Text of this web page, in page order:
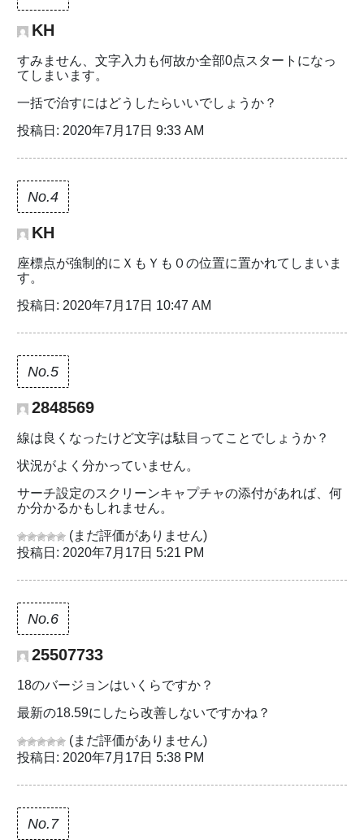
KH
すみません、文字入力も何故か全部0点スタートになっ
てしまいます。
一括で治すにはどうしたらいいでしょうか？
投稿日: 2020年7月17日 9:33 AM
No.4
KH
座標点が強制的にＸもＹも０の位置に置かれてしまいま
す。
投稿日: 2020年7月17日 10:47 AM
No.5
2848569
線は良くなったけど文字は駄目ってことでしょうか？
状況がよく分かっていません。
サーチ設定のスクリーンキャプチャの添付があれば、何
か分かるかもしれません。
(まだ評価がありません)
投稿日: 2020年7月17日 5:21 PM
No.6
25507733
18のバージョンはいくらですか？
最新の18.59にしたら改善しないですかね？
(まだ評価がありません)
投稿日: 2020年7月17日 5:38 PM
No.7